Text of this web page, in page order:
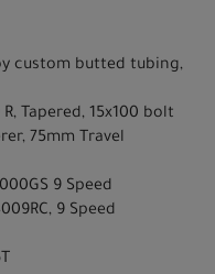
custom butted tubing,
R, Tapered, 15x100 bolt
75mm Travel
9 Speed
9 Speed